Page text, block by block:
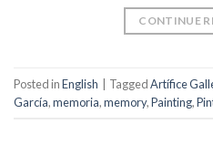
CONTINUE
Posted inEnglish | TaggedArtífice
García,memoria,memory,Painting,